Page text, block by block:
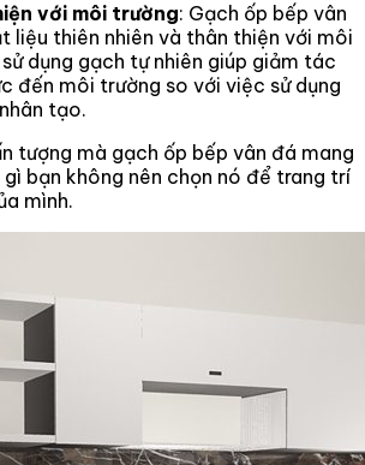
với môi trường: Gạch ốp bếp vân
liệu thiên nhiên và thân thiện với môi
dụng gạch tự nhiên giúp giảm tác
đến môi trường so với việc sử dụng
tạo.
tượng mà gạch ốp bếp vân đá mang
gì bạn không nên chọn nó để trang trí
mình.